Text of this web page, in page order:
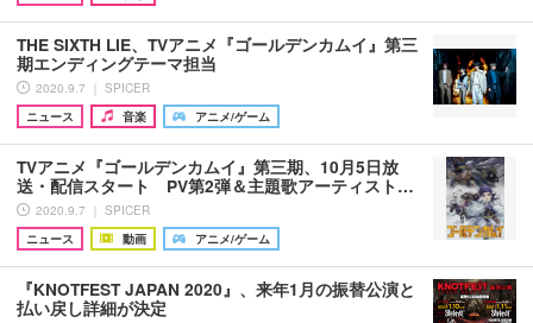
THE SIXTH LIE、TVアニメ『ゴールデンカムイ』第三
期エンディングテーマ担当
2020.9.7 ｜ SPICER
ニュース
音楽 アニメ/ゲーム
TVアニメ『ゴールデンカムイ』第三期、10月5日放
送・配信スタート PV第2弾＆主題歌アーティスト…
2020.9.7 ｜ SPICER
ニュース
動画 アニメ/ゲーム
『KNOTFEST JAPAN 2020』、来年1月の振替公演と
払い戻し詳細が決定